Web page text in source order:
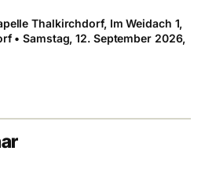
Thalkirchdorf, Im Weidach 1,
• Samstag, 12. September 2026,